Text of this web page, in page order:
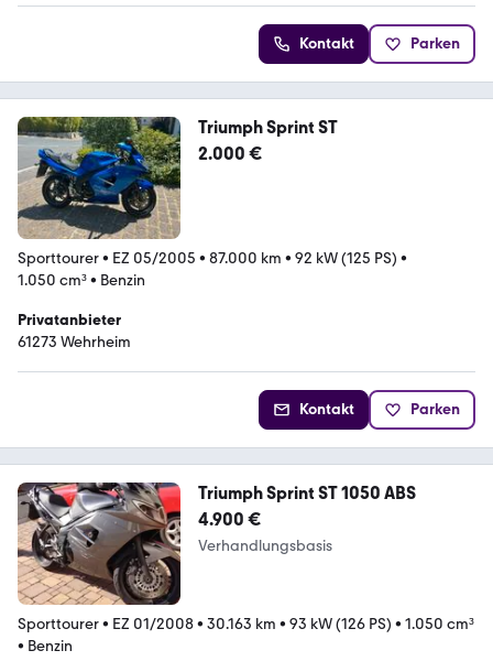
Kontakt Parken
Triumph Sprint ST
2.000 €
Sporttourer• EZ 05/2005 • 87.000 km • 92 kW (125 PS) •
1.050 cm³• Benzin
Privatanbieter
61273 Wehrheim
Kontakt Parken
Triumph Sprint ST 1050 ABS
4.900 €
Verhandlungsbasis
Sporttourer• EZ 01/2008• 30.163 km • 93 kW (126 PS) • 1.050 cm³
• Benzin